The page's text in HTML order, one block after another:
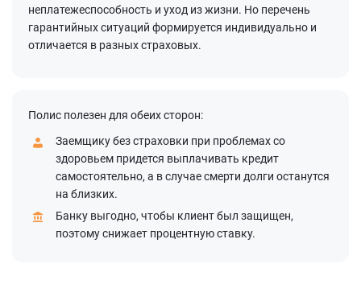
неплатежеспособность и уход из жизни. Но перечень
гарантийных ситуаций формируется индивидуально и
отличается в разных страховых.
Полис полезен для обеих сторон:
Заемщику без страховки при проблемах со
здоровьем придется выплачивать кредит
самостоятельно, а в случае смерти долги останутся
на близких.
Банку выгодно, чтобы клиент был защищен,
поэтому снижает процентную ставку.